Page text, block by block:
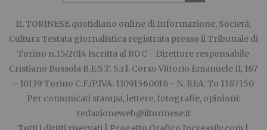
IL TORINESE quotidiano online di Informazione, Società,
Cultura Testata giornalistica registrata presso il Tribunale di
Torino n.15/2014 Iscritta al ROC - Direttore responsabile
Cristiano Bussola B.E.S.T. S.r.l. Corso Vittorio Emanuele II, 167
- 10139 Torino C.F./P.IVA: 11091560018 - N. REA: To 1187150
Per comunicati stampa, lettere, fotografie, opinioni:
redazioneweb@iltorinese.it